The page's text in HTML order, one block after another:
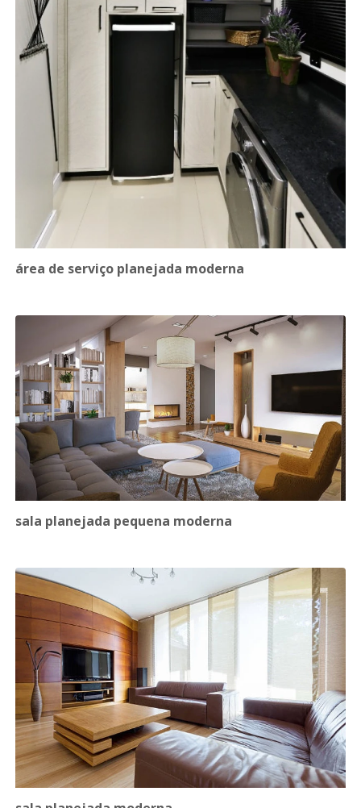
área de serviço planejada moderna
sala planejada pequena moderna